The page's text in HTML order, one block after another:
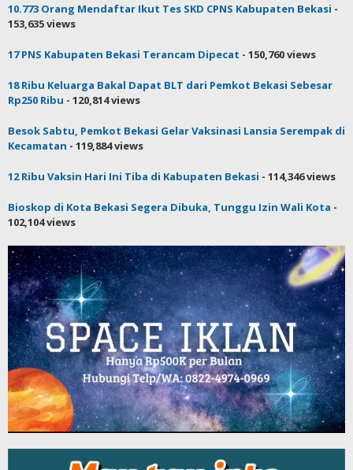
10.773 Orang Mendaftar Ikut Tes SKD CPNS Kabupaten Bekasi -
153,635 views
17 PNS Kabupaten Bekasi Terancam Dipecat - 150,760 views
18 Ribu Keluarga Bakal Dapat BLT dari Pemkot Bekasi Sebesar
Rp250 Ribu - 120,814 views
Besok Sabtu, Pemkot Bekasi Gelar Vaksinasi Lansia Serempak di
Kecamatan - 119,884 views
12 Ribu Vaksin Hari Ini Tiba di Kabupaten Bekasi - 114,346 views
Bioskop di Kota Bekasi Segera Dibuka, Tunggu Izin Wali Kota -
102,104 views